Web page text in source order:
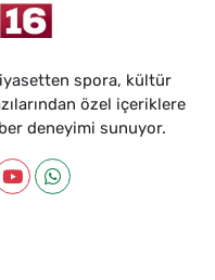
spora, kültür
özel içeriklere
deneyimi sunuyor.